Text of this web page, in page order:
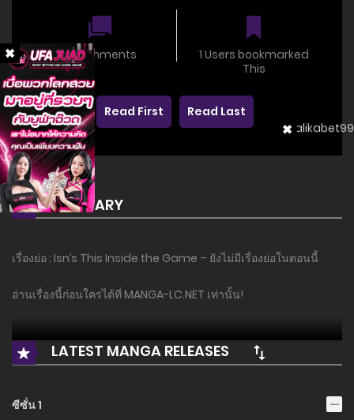
0 comments
1 Users bookmarked
This
Read First Read Last
SUMMARY
เรื่องย่อ : Isn’s This Inside the Game – ยังไม่มีเรื่องย่อในตอนนี้
อ่านเรื่องนี้ก่อนใครได้ที่ MANGA-LC.NET เท่านั้น!
LATEST MANGA RELEASES
ซีซั่น 1